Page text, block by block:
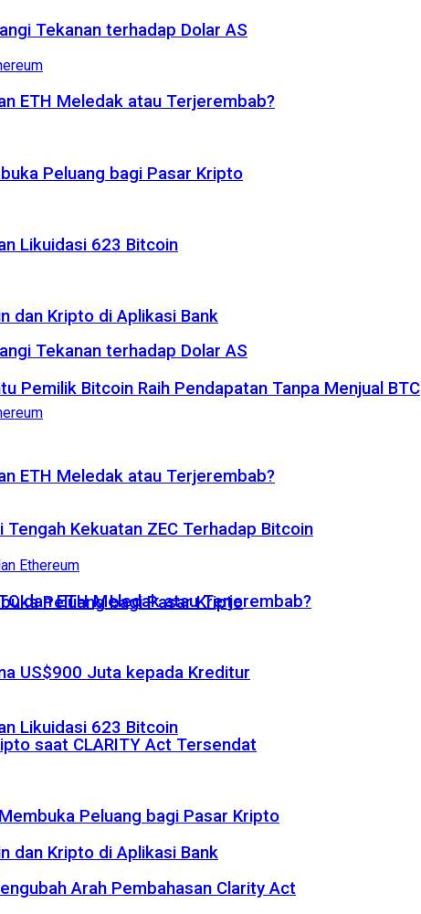
Tekanan terhadap Dolar AS
ETH Meledak atau Terjerembab?
Peluang bagi Pasar Kripto
Likuidasi 623 Bitcoin
dan Kripto di Aplikasi Bank
Tekanan terhadap Dolar AS
ETH Meledak atau Terjerembab?
Peluang bagi Pasar Kripto
Likuidasi 623 Bitcoin
dan Kripto di Aplikasi Bank
Pemilik Bitcoin Raih Pendapatan Tanpa Menjual BTC
Kekuatan ZEC Terhadap Bitcoin
dan ETH Meledak atau Terjerembab?
US$900 Juta kepada Kreditur
saat CLARITY Act Tersendat
Peluang bagi Pasar Kripto
Arah Pembahasan Clarity Act